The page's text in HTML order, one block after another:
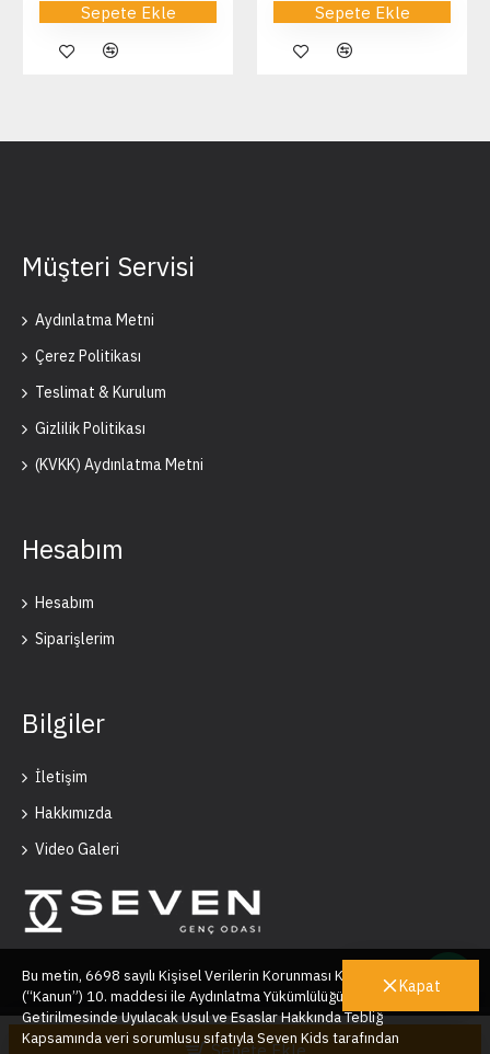
Sepete Ekle
Sepete Ekle Sepete Ekle
Müşteri Servisi
Aydınlatma Metni
Çerez Politikası
Teslimat & Kurulum
Gizlilik Politikası
(KVKK) Aydınlatma Metni
Hesabım
Hesabım
Siparişlerim
Bilgiler
İletişim
Hakkımızda
Video Galeri
Seven Kids © 2025
Kapat
Bu metin, 6698 sayılı Kişisel Verilerin Korunması Kanunu’nun
(“Kanun”) 10. maddesi ile Aydınlatma Yükümlülüğünün Yerine
Getirilmesinde Uyulacak Usul ve Esaslar Hakkında Tebliğ
Kapsamında veri sorumlusu sıfatıyla Seven Kids tarafından